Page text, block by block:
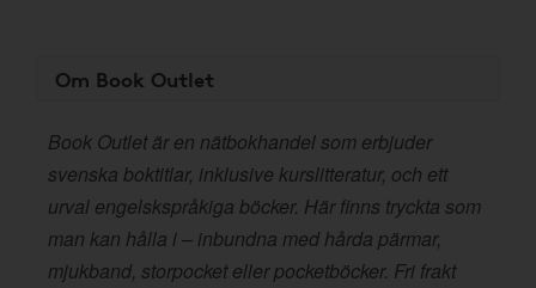
Om Book Outlet
Book Outlet är en nätbokhandel som erbjuder
svenska boktitlar, inklusive kurslitteratur, och ett
urval engelskspråkiga böcker. Här finns tryckta som
man kan hålla i – inbundna med hårda pärmar,
mjukband, storpocket eller pocketböcker. Fri frakt